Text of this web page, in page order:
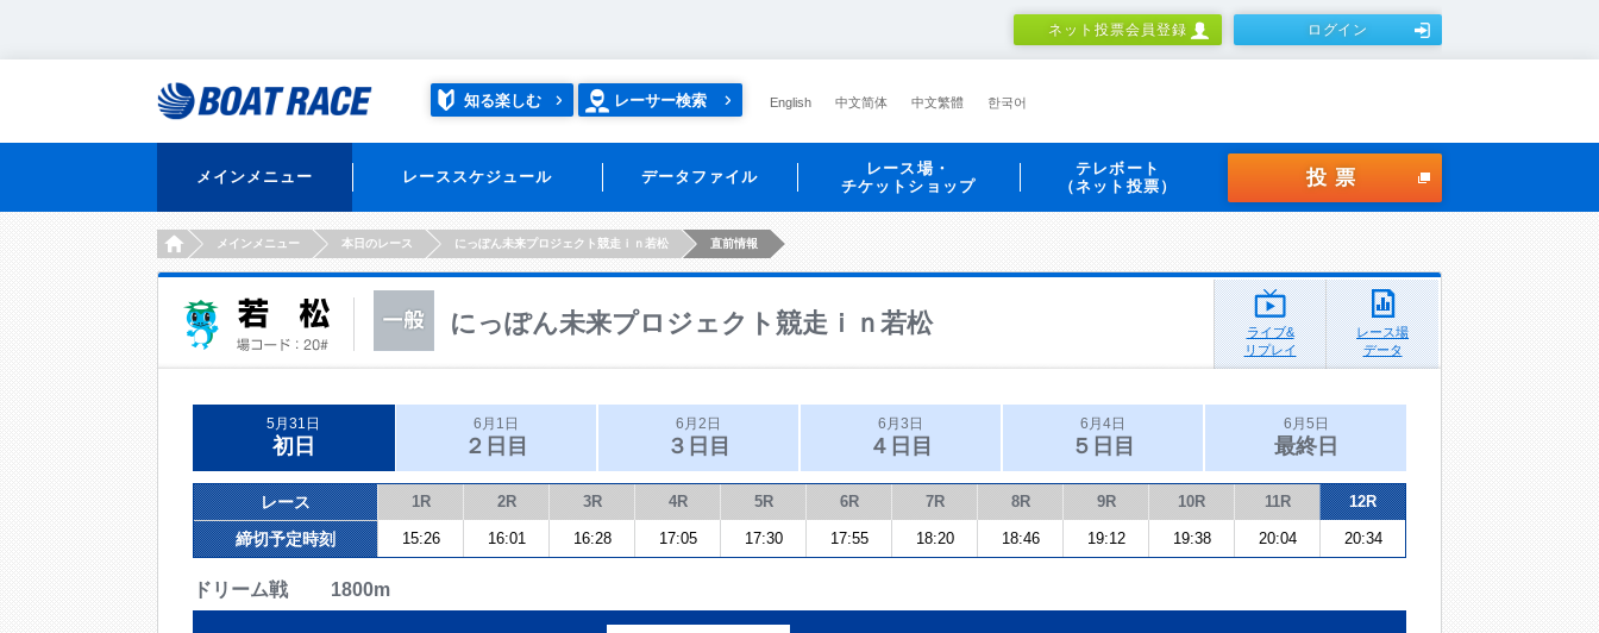
ネット投票会員登録 ログイン
知る楽しむ レーサー検索 English 中文简体 中文繁體 한국어
メインメニュー レーススケジュール データファイル
レース場・
チケットショップ
テレボート
（ネット投票）
投票
HOMEメインメニュー 本日のレース にっぽん未来プロジェクト競走ｉｎ若松 直前情報
にっぽん未来プロジェクト競走ｉｎ若松
ライブ&
リプレイ
レース場
データ
5月31日
初日
6月1日
２日目
6月2日
３日目
6月3日
４日目
6月4日
５日目
6月5日
最終日
レース 1R 2R 3R 4R 5R 6R 7R 8R 9R 10R 11R 12R
締切予定時刻 15:26 16:01 16:28 17:05 17:30 17:55 18:20 18:46 19:12 19:38 20:04 20:34
ドリーム戦 1800m